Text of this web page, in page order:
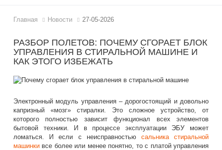
Главная Новости 27-05-2026
РАЗБОР ПОЛЕТОВ: ПОЧЕМУ СГОРАЕТ БЛОК
УПРАВЛЕНИЯ В СТИРАЛЬНОЙ МАШИНЕ И
КАК ЭТОГО ИЗБЕЖАТЬ
Электронный модуль управления – дорогостоящий и довольно
капризный «мозг» стиралки. Это сложное устройство, от
которого полностью зависит функционал всех элементов
бытовой техники. И в процессе эксплуатации ЭБУ может
ломаться. И если с неисправностью сальника стиральной
машинки все более или менее понятно, то с платой управления